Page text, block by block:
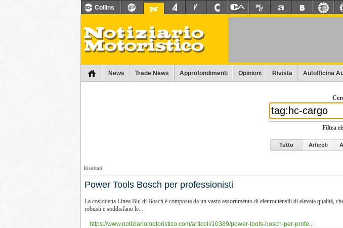
Collins
News Trade News Approfondimenti Opinioni Rivista Autofficina
Filtra
Tutto Articoli
Risultati
Power Tools Bosch per professionisti
La cosiddetta Linea Blu di Bosch è composta da un vasto assortimento di elettroutensili di elevata
robusti e soddisfano le...
https://www.notiziariomotoristico.com/articoli/10389/power-tools-bosch-per-profe...